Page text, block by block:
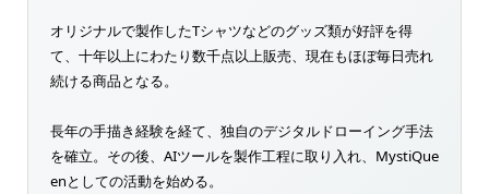
オリジナルで製作したTシャツなどのグッズ類が好評を得
て、十年以上にわたり数千点以上販売、現在もほぼ毎日売れ
続ける商品となる。
長年の手描き経験を経て、独自のデジタルドローイング手法
を確立。その後、AIツールを製作工程に取り入れ、MystiQue
enとしての活動を始める。